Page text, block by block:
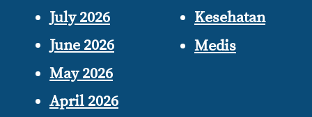
July 2026
June 2026
May 2026
April 2026
Kesehatan
Medis